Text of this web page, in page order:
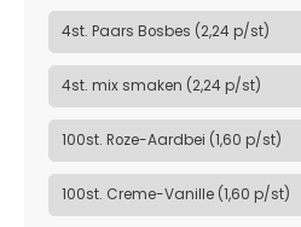
4st. Paars Bosbes (2,24 p/st)
4st. mix smaken (2,24 p/st)
100st. Roze-Aardbei (1,60 p/st)
100st. Creme-Vanille (1,60 p/st)